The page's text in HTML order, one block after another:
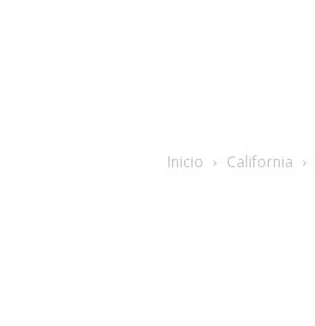
Inicio California